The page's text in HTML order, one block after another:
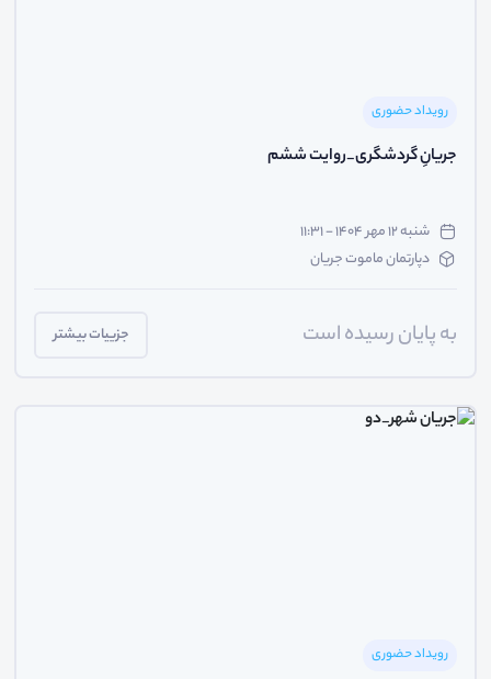
رویداد حضوری
جریانِ گردشگری_روایت ششم
شنبه ۱۲ مهر ۱۴۰۴ - ۱۱:۳۱
دپارتمان ماموت جریان
به پایان رسیده است جزییات بیشتر
رویداد حضوری